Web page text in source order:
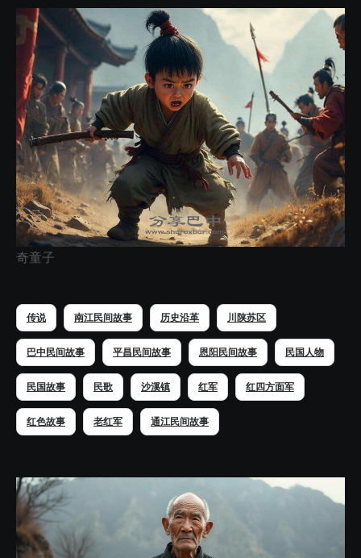
奇童子
传说 南江民间故事 历史沿革 川陕苏区
巴中民间故事 平昌民间故事 恩阳民间故事 民国人物
民国故事 民歌 沙溪镇 红军 红四方面军
红色故事 老红军 通江民间故事